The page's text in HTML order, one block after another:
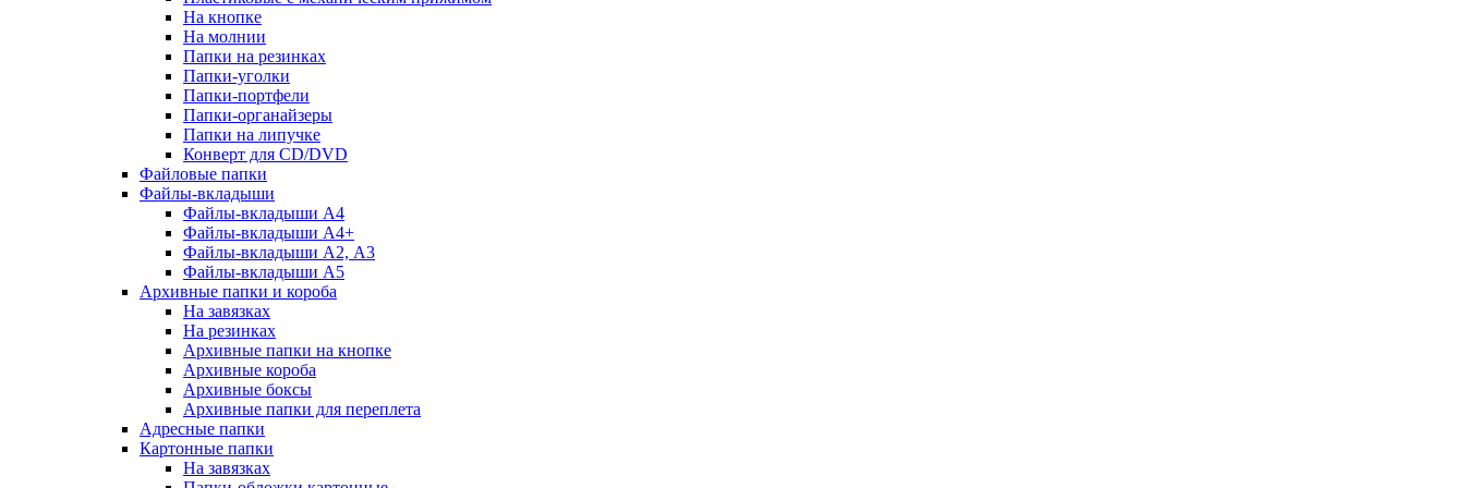
На кнопке
На молнии
Папки на резинках
Папки-уголки
Папки-портфели
Папки-органайзеры
Папки на липучке
Конверт для CD/DVD
Файловые папки
Файлы-вкладыши
Файлы-вкладыши А4
Файлы-вкладыши А4+
Файлы-вкладыши А2, А3
Файлы-вкладыши А5
Архивные папки и короба
На завязках
На резинках
Архивные папки на кнопке
Архивные короба
Архивные боксы
Архивные папки для переплета
Адресные папки
Картонные папки
На завязках